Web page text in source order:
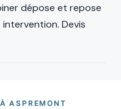
dépose et repose
Devis
ASPREMONT